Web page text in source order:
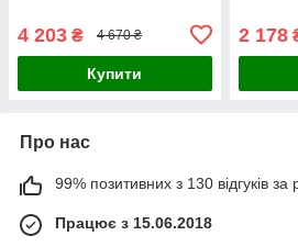
4 203 ₴ 4 670 ₴
Купити
2 178
Про нас
99% позитивних з 130 відгуків за
Працює з 15.06.2018